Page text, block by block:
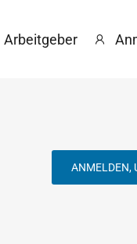
Arbeitgeber
ANMELDEN,